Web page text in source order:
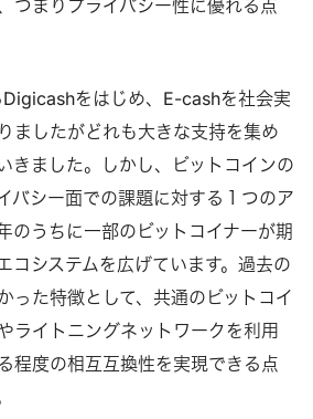
つまりプライバシー性に優れる点
をはじめ、E-cashを社会実
ましたがどれも大きな支持を集め
きました。しかし、ビットコインの
バシー面での課題に対する１つのア
のうちに一部のビットコイナーが期
コシステムを広げています。過去の
った特徴として、共通のビットコイ
ライトニングネットワークを利用
程度の相互互換性を実現できる点